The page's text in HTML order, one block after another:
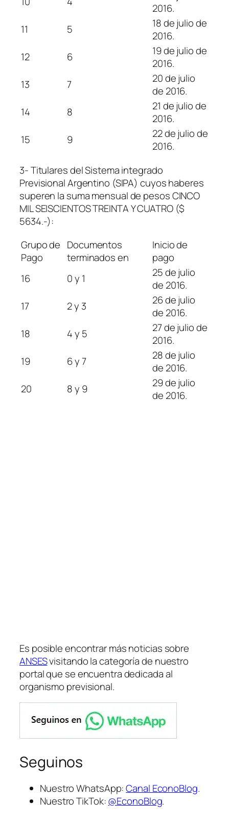
2016.
11
5
18 de julio de
2016.
12
6
19 de julio de
2016.
13
7
20 de julio
de 2016.
14
8
21 de julio de
2016.
15
9
22 de julio de
2016.
3- Titulares del Sistema integrado
Previsional Argentino (SIPA) cuyos haberes
superen la suma mensual de pesos CINCO
MIL SEISCIENTOS TREINTA Y CUATRO ($
5634.-):
Grupo de
Pago
Documentos
terminados en
Inicio de
pago
16
0 y 1
25 de julio
de 2016.
17
2 y 3
26 de julio
de 2016.
18
4 y 5
27 de julio de
2016.
19
6 y 7
28 de julio
de 2016.
20
8 y 9
29 de julio
de 2016.
Es posible encontrar más noticias sobre
ANSESvisitando la categoría de nuestro
portal que se encuentra dedicada al
organismo previsional.
Seguinos
Nuestro WhatsApp:Canal EconoBlog.
Nuestro TikTok:@EconoBlog.